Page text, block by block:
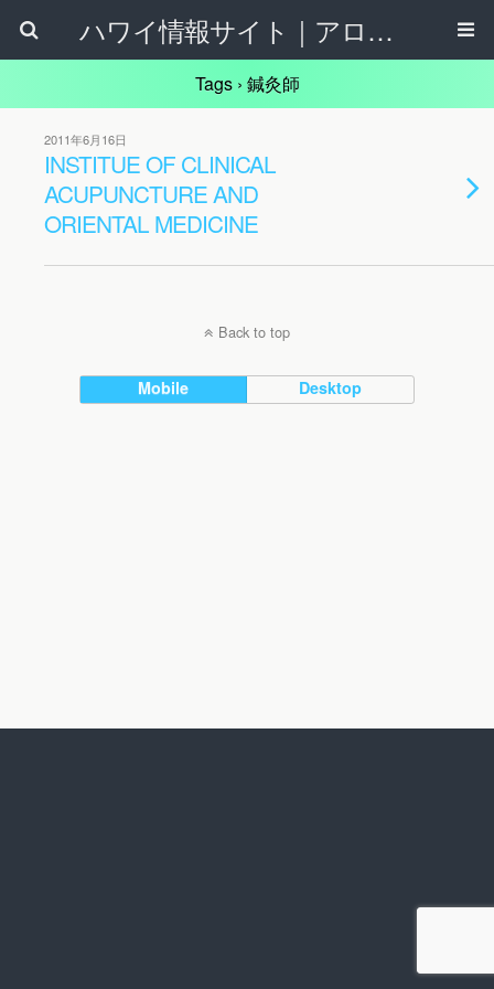
ハワイ情報サイト｜アロハタウンネット
Tags › 鍼灸師
2011年6月16日
INSTITUE OF CLINICAL
ACUPUNCTURE AND
ORIENTAL MEDICINE
Back to top
Mobile Desktop